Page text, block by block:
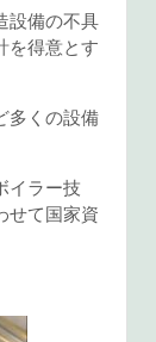
設備の不具
を得意とす
多くの設備
イラー技
せて国家資